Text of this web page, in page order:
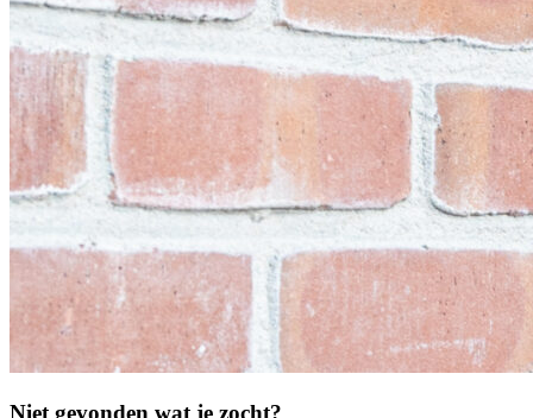
Niet gevonden wat je zocht?